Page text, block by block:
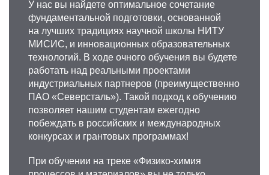
Область научных интересов связана
с изучением процессов перемагничивания,
фазовых и структурных превращений
в сплавах для постоянных магнитов
и установлением их роли в формировании
высококоэрцитивного состояния
в магнитотвердых материалах на основе
литых Fe-Ni-Al, Fe-Ni-Al-Co, спеченных SmCo5,
Nd2Fe14B сплавов и нанокристаллических
материалах на основе системы Nd-Fe-B.
menushenkov.vp@misis.ru
У нас вы найдете оптимальное сочетание
фундаментальной подготовки, основанной
на лучших традициях научной школы НИТУ
МИСИС, и инновационных образовательных
технологий. В ходе очного обучения вы будете
работать над реальными проектами
индустриальных партнеров (преимущественно
ПАО «Северсталь»). Такой подход к обучению
позволяет нашим студентам ежегодно
побеждать в российских и международных
конкурсах и грантовых программах!
При обучении на треке «Физико-химия